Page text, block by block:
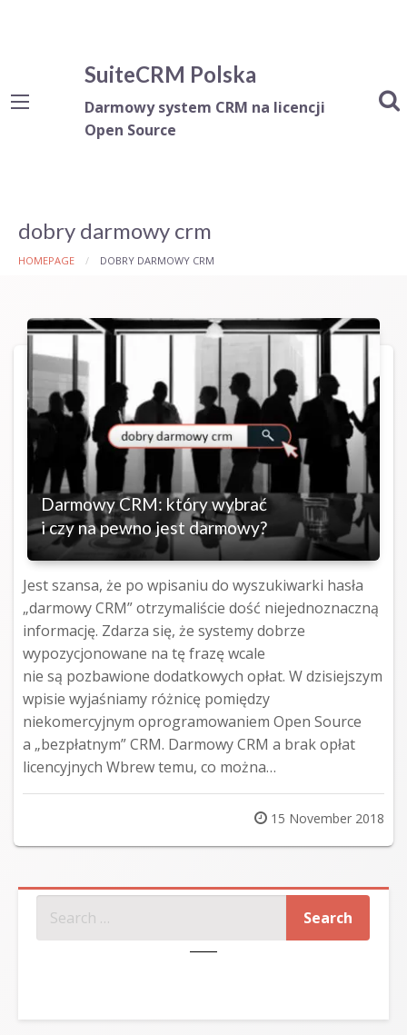
SuiteCRM Polska
Darmowy system CRM na licencji
Open Source
dobry darmowy crm
HOMEPAGE DOBRY DARMOWY CRM
Darmowy CRM: który wybrać
i czy na pewno jest darmowy?
Jest szansa, że po wpisaniu do wyszukiwarki hasła
„darmowy CRM” otrzymaliście dość niejednoznaczną
informację. Zdarza się, że systemy dobrze
wypozycjonowane na tę frazę wcale
nie są pozbawione dodatkowych opłat. W dzisiejszym
wpisie wyjaśniamy różnicę pomiędzy
niekomercyjnym oprogramowaniem Open Source
a „bezpłatnym” CRM. Darmowy CRM a brak opłat
licencyjnych Wbrew temu, co można…
Posted
on
15 November 2018